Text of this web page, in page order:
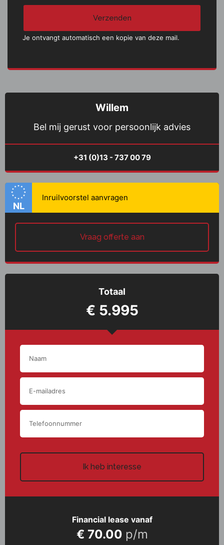
Buitenspiegels
Anti Blokkeer Systeem
Middenarmsteun voor Verstelbare stuurkolom
Afstandsbediening voor
centrale deurvergrendeling
Aluminium interieur
afwerking
Bandenspanningscontrolesysteem
Electronic Stability
Program (ESP)
Achterruitwisser
Passagiersstoel in
hoogte verstelbaar
neerklapbaar
Airco automatisch
Buitenspiegels
Centrale
deurvergrendeling
Voorstoelen in hoogte
Lendesteunen
(verstelbaar)
Toon meer
Verzenden
Je ontvangt automatisch een kopie van deze mail.
Willem
Bel mij gerust voor persoonlijk advies
+31 (0)13 - 737 00 79
NL
Vraag offerte aan
Totaal
€ 5.995
Ik heb interesse
Financial lease vanaf
€ 70.00 p/m